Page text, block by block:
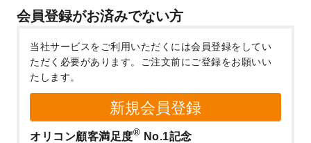
会員登録がお済みでない方
当社サービスをご利用いただくには会員登録をしてい
ただく必要があります。
ご注文前にご登録をお願いい
たします。
新規会員登録
オリコン顧客満足度® No.1記念